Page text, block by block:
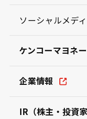
ソーシャルメデ
ケンコーマヨネ
企業情報
IR（株主・投資家